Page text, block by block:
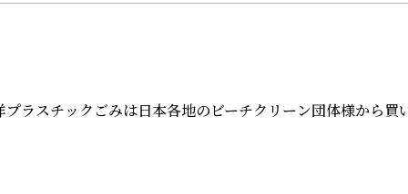
スチックごみは日本各地のビーチクリーン団体様から買